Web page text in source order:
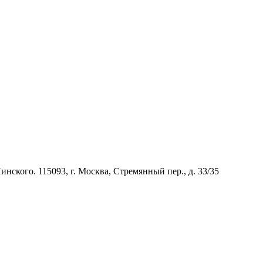
115093, г. Москва, Стремянный пер., д. 33/35